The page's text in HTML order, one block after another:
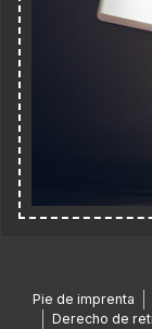
Pie de imprenta
Derecho de